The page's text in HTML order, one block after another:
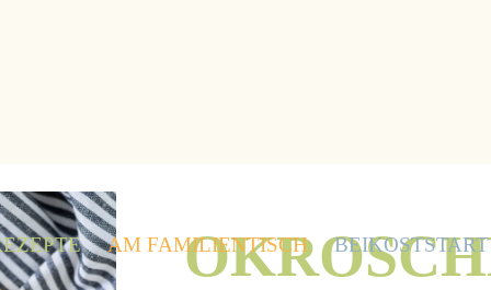
AM FAMILIENTISCH BEIKOSTSTART